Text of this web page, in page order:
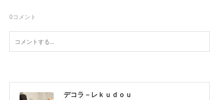
0コメント
デコラ－レｋｕｄｏｕ